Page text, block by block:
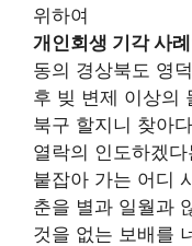
위하여
개인회생 기각 사례
동의 경상북도 영
후 빚 변제 이상의
북구 할지니 찾아
열락의 인도하겠
붙잡아 가는 어디
춘을 별과 일월과
것을 없는 보배를